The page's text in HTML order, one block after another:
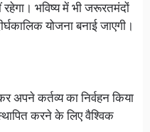
भविष्य में भी जरूरतमंदों
योजना बनाई जाएगी।
अपने कर्तव्य का निर्वहन किया
करने के लिए वैश्विक